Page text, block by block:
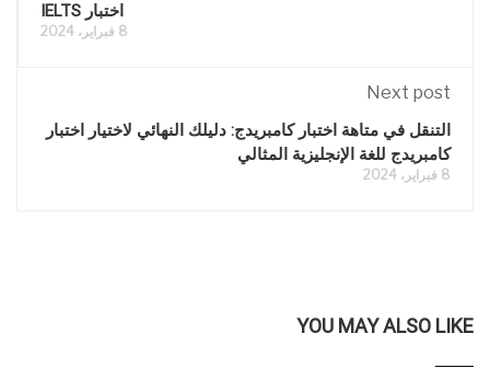
اختبار IELTS
Next post
التنقل في متاهة اختبار كامبريدج: دليلك النهائي لاختيار اختبار
كامبريدج للغة الإنجليزية المثالي
YOU MAY ALSO LIKE